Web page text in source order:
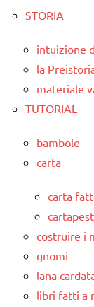
STORIA
intuizione
la
materiale
TUTORIAL
bambole
carta
carta
costruire i
gnomi
lana
libri fatti a